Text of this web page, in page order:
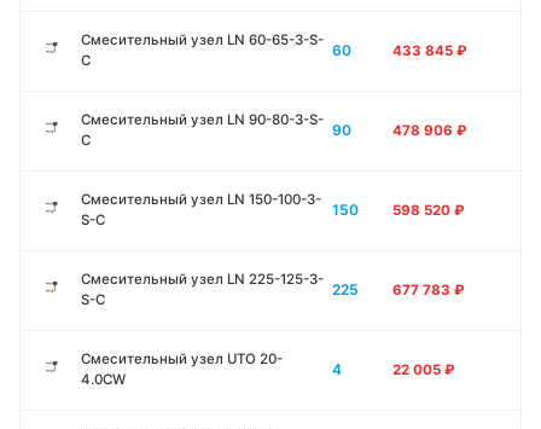
Смесительный узел LN 60-65-3-S-
C
60 433 845 ₽
Смесительный узел LN 90-80-3-S-
C
90 478 906 ₽
Смесительный узел LN 150-100-3-
S-C
150 598 520 ₽
Смесительный узел LN 225-125-3-
S-C
225 677 783 ₽
Смесительный узел UTO 20-
4.0CW
4 22 005 ₽